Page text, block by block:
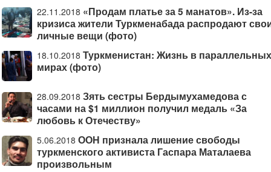
22.11.2018 «Продам платье за 5 манатов». Из-за
кризиса жители Туркменабада распродают
личные вещи (фото)
18.10.2018 Туркменистан: Жизнь в параллельных
мирах (фото)
28.09.2018 Зять сестры Бердымухамедова с
часами на $1 миллион получил медаль «За
любовь к Отечеству»
5.06.2018 ООН признала лишение свободы
туркменского активиста Гаспара Маталаева
произвольным